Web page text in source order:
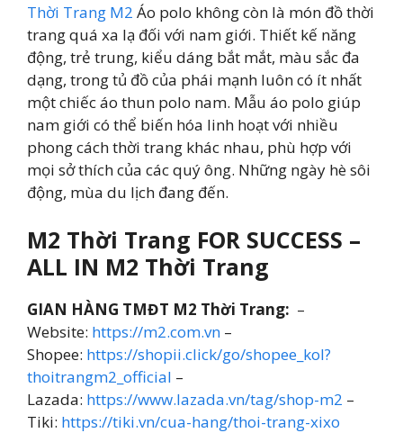
Thời Trang M2 Áo polo không còn là món đồ thời
trang quá xa lạ đối với nam giới. Thiết kế năng
động, trẻ trung, kiểu dáng bắt mắt, màu sắc đa
dạng, trong tủ đồ của phái mạnh luôn có ít nhất
một chiếc áo thun polo nam. Mẫu áo polo giúp
nam giới có thể biến hóa linh hoạt với nhiều
phong cách thời trang khác nhau, phù hợp với
mọi sở thích của các quý ông. Những ngày hè sôi
động, mùa du lịch đang đến.
M2 Thời Trang FOR SUCCESS –
ALL IN M2 Thời Trang
GIAN HÀNG TMĐT M2 Thời Trang: –
Website: https://m2.com.vn –
Shopee: https://shopii.click/go/shopee_kol?
thoitrangm2_official –
Lazada: https://www.lazada.vn/tag/shop-m2 –
Tiki: https://tiki.vn/cua-hang/thoi-trang-xixo